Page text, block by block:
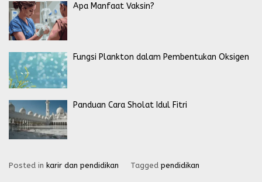
Apa Manfaat Vaksin?
Fungsi Plankton dalam Pembentukan Oksigen
Panduan Cara Sholat Idul Fitri
Posted in karir dan pendidikan Tagged pendidikan